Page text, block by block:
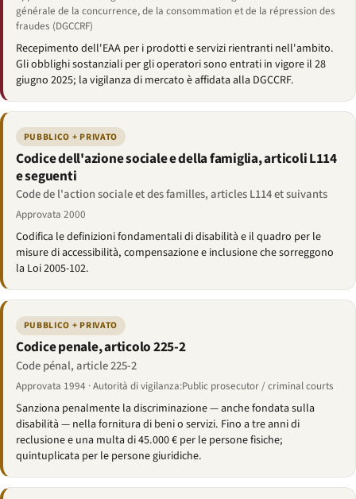
générale de la concurrence, de la consommation et de la répression des
fraudes (DGCCRF)
Recepimento dell'EAA per i prodotti e servizi rientranti nell'ambito.
Gli obblighi sostanziali per gli operatori sono entrati in vigore il 28
giugno 2025; la vigilanza di mercato è affidata alla DGCCRF.
PUBBLICO + PRIVATO
Codice dell'azione sociale e della famiglia, articoli L114
e seguenti
Code de l'action sociale et des familles, articles L114 et suivants
Approvata 2000
Codifica le definizioni fondamentali di disabilità e il quadro per le
misure di accessibilità, compensazione e inclusione che sorreggono
la Loi 2005-102.
PUBBLICO + PRIVATO
Codice penale, articolo 225-2
Code pénal, article 225-2
Approvata 1994 · Autorità di vigilanza:Public prosecutor / criminal courts
Sanziona penalmente la discriminazione — anche fondata sulla
disabilità — nella fornitura di beni o servizi. Fino a tre anni di
reclusione e una multa di 45.000 € per le persone fisiche;
quintuplicata per le persone giuridiche.